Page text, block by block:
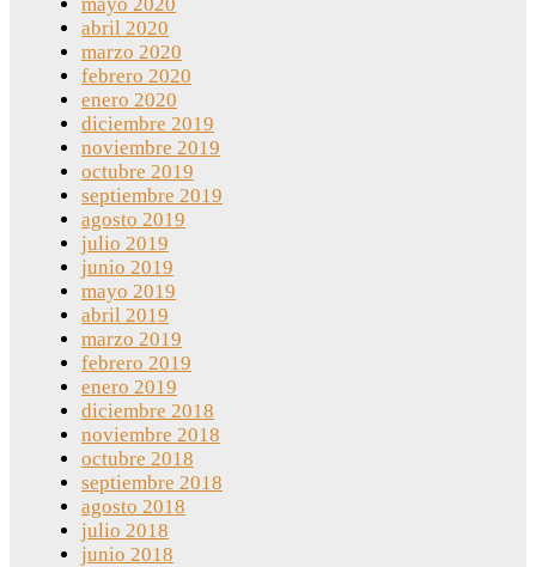
abril 2020
marzo 2020
febrero 2020
enero 2020
diciembre 2019
noviembre 2019
octubre 2019
septiembre 2019
agosto 2019
julio 2019
junio 2019
mayo 2019
abril 2019
marzo 2019
febrero 2019
enero 2019
diciembre 2018
noviembre 2018
octubre 2018
septiembre 2018
agosto 2018
julio 2018
junio 2018